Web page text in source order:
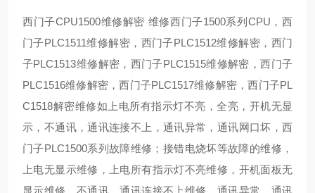
西门子CPU1500维修解密 维修西门子1500系列CPU，西
门子PLC1511维修解密，西门子PLC1512维修解密，西门
子PLC1513维修解密，西门子PLC1515维修解密，西门子
PLC1516维修解密，西门子PLC1517维修解密，西门子PL
C1518解密维修如上电所有指示灯不亮，全亮，开机无显
示，不通讯，通讯连接不上，通讯异常，通讯网口坏，西
门子PLC1500系列故障维修；接错电烧坏等故障的维修，
上电无显示维修，上电所有指示灯不亮维修，开机面板无
显示维修，不通讯，通讯连接不上维修，通讯异常，通讯